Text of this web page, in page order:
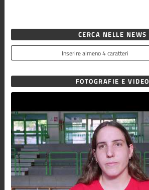
CERCA NELLE NEWS
FOTOGRAFIE E VIDEO